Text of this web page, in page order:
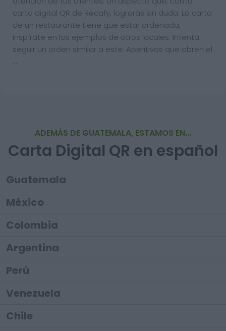
carta digital QR de Recafy, lograrás sin duda. La carta
de un restaurante tiene que estar ordenada,
inspírate en los ejemplos de otros locales. Intenta
seguir un orden similar a este: Aperitivos que abren el
…
ADEMÁS DE GUATEMALA, ESTAMOS EN...
Carta Digital QR en español
Guatemala
México
Colombia
Argentina
Perú
Venezuela
Chile